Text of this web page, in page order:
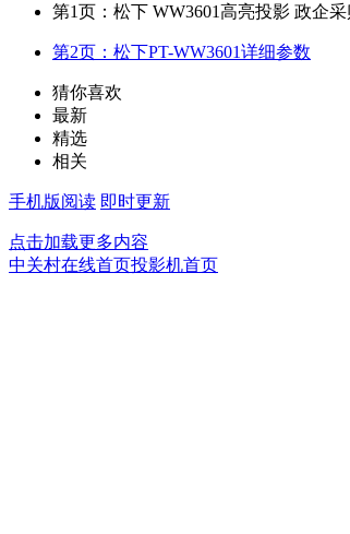
第1页：松下 WW3601高亮投影 政企
第2页：松下PT-WW3601详细参数
猜你喜欢
最新
精选
相关
手机版阅读 即时更新
点击加载更多内容
中关村在线首页投影机首页